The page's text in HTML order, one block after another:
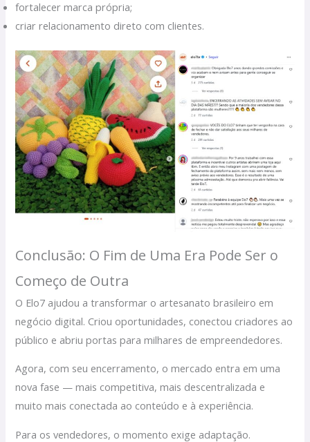
fortalecer marca própria;
criar relacionamento direto com clientes.
Conclusão: O Fim de Uma Era Pode Ser o
Começo de Outra
O Elo7 ajudou a transformar o artesanato brasileiro em
negócio digital. Criou oportunidades, conectou criadores ao
público e abriu portas para milhares de empreendedores.
Agora, com seu encerramento, o mercado entra em uma
nova fase — mais competitiva, mais descentralizada e
muito mais conectada ao conteúdo e à experiência.
Para os vendedores, o momento exige adaptação.